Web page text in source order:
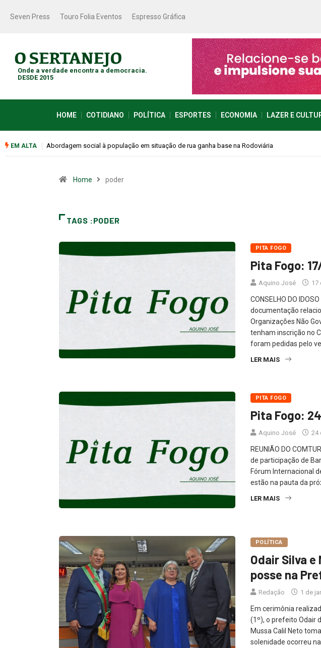
Seven Press Touro Folia Eventos Espresso Gráfica
Onde a verdade encontra a democracia.
DESDE 2015
HOME COTIDIANO POLÍTICA ESPORTES ECONOMIA LAZER E
EM ALTA Cemitérios terão horário especial e missas no Dia dos Pais
Home poder
TAGS :PODER
PITA FOGO
Pita Fogo:
Aquino José 17
CONSELHO DO
documentação
Organizações Não
tenham inscrição no
foram pedidas pelo
LER MAIS
PITA FOGO
Pita Fogo:
Aquino José 24
REUNIÃO DO
de participação de
Fórum Internacional
estão na pauta da
LER MAIS
POLÍTICA
Odair Silva e
posse na
Redação 1 de
Em cerimônia
(1º), o prefeito Odair
Mussa Calil Neto
solenidade ocorreu